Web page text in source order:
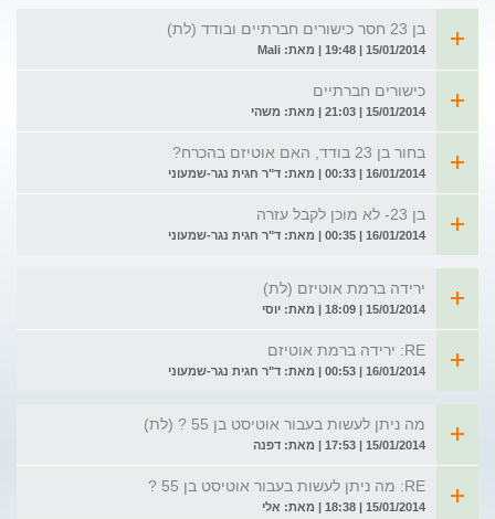
בן 23 חסר כישורים חברתיים ובודד (לת)
15/01/2014 | 19:48 | מאת: Mali
כישורים חברתיים
15/01/2014 | 21:03 | מאת: משהי
בחור בן 23 בודד, האם אוטיזם בהכרח?
16/01/2014 | 00:33 | מאת: ד"ר חגית נגר-שמעוני
בן 23- לא מוכן לקבל עזרה
16/01/2014 | 00:35 | מאת: ד"ר חגית נגר-שמעוני
ירידה ברמת אוטיזם (לת)
15/01/2014 | 18:09 | מאת: יוסי
RE: ירידה ברמת אוטיזם
16/01/2014 | 00:53 | מאת: ד"ר חגית נגר-שמעוני
מה ניתן לעשות בעבור אוטיסט בן 55 ? (לת)
15/01/2014 | 17:53 | מאת: דפנה
RE: מה ניתן לעשות בעבור אוטיסט בן 55 ?
15/01/2014 | 18:38 | מאת: אלי